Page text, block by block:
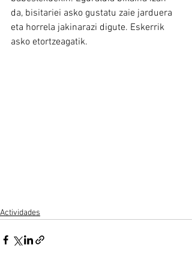
da, bisitariei asko gustatu zaie jarduera
eta horrela jakinarazi digute. Eskerrik
asko etortzeagatik.
Actividades